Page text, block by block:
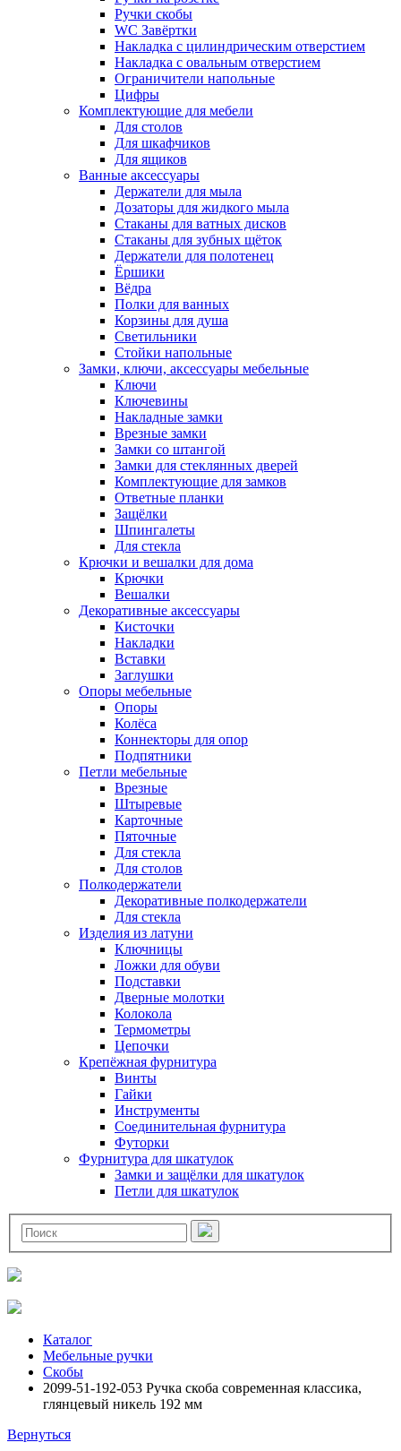
Ручки скобы
WC Завёртки
Накладка с цилиндрическим отверстием
Накладка с овальным отверстием
Ограничители напольные
Цифры
Комплектующие для мебели
Для столов
Для шкафчиков
Для ящиков
Ванные аксессуары
Держатели для мыла
Дозаторы для жидкого мыла
Стаканы для ватных дисков
Стаканы для зубных щёток
Держатели для полотенец
Ёршики
Вёдра
Полки для ванных
Корзины для душа
Светильники
Стойки напольные
Замки, ключи, аксессуары мебельные
Ключи
Ключевины
Накладные замки
Врезные замки
Замки со штангой
Замки для стеклянных дверей
Комплектующие для замков
Ответные планки
Защёлки
Шпингалеты
Для стекла
Крючки и вешалки для дома
Крючки
Вешалки
Декоративные аксессуары
Кисточки
Накладки
Вставки
Заглушки
Опоры мебельные
Опоры
Колёса
Коннекторы для опор
Подпятники
Петли мебельные
Врезные
Штыревые
Карточные
Пяточные
Для стекла
Для столов
Полкодержатели
Декоративные полкодержатели
Для стекла
Изделия из латуни
Ключницы
Ложки для обуви
Подставки
Дверные молотки
Колокола
Термометры
Цепочки
Крепёжная фурнитура
Винты
Гайки
Инструменты
Соединительная фурнитура
Футорки
Фурнитура для шкатулок
Замки и защёлки для шкатулок
Петли для шкатулок
Каталог
Мебельные ручки
Скобы
2099-51-192-053 Ручка скоба современная классика,
глянцевый никель 192 мм
Вернуться